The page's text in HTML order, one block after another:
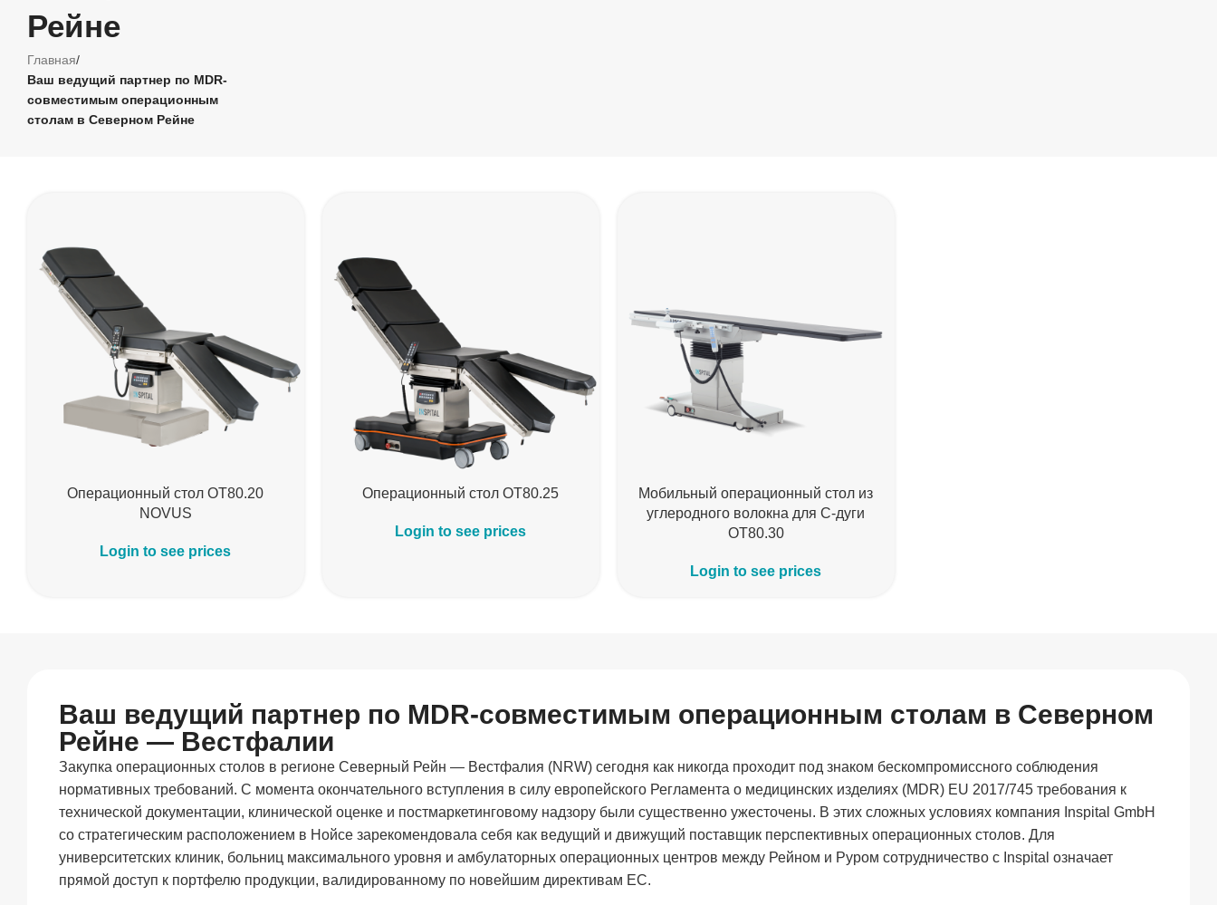
Рейне
Главная/
Ваш ведущий партнер по MDR-
совместимым операционным
столам в Северном Рейне
Операционный стол OT80.20
NOVUS
Login to see prices
Операционный стол OT80.25
Login to see prices
Мобильный операционный стол из
углеродного волокна для C-дуги
OT80.30
Login to see prices
Ваш ведущий партнер по MDR-совместимым операционным столам в Северном
Рейне — Вестфалии
Закупка операционных столов в регионе Северный Рейн — Вестфалия (NRW) сегодня как никогда проходит под знаком бескомпромиссного соблюдения
нормативных требований. С момента окончательного вступления в силу европейского Регламента о медицинских изделиях (MDR) EU 2017/745 требования к
технической документации, клинической оценке и постмаркетинговому надзору были существенно ужесточены. В этих сложных условиях компания Inspital GmbH
со стратегическим расположением в Нойсе зарекомендовала себя как ведущий и движущий поставщик перспективных операционных столов. Для
университетских клиник, больниц максимального уровня и амбулаторных операционных центров между Рейном и Руром сотрудничество с Inspital означает
прямой доступ к портфелю продукции, валидированному по новейшим директивам ЕС.